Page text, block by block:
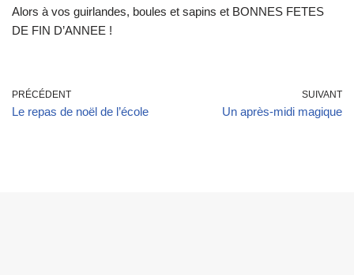
Alors à vos guirlandes, boules et sapins et BONNES FETES
DE FIN D’ANNEE !
PRÉCÉDENT
Le repas de noël de l’école
SUIVANT
Un après-midi magique